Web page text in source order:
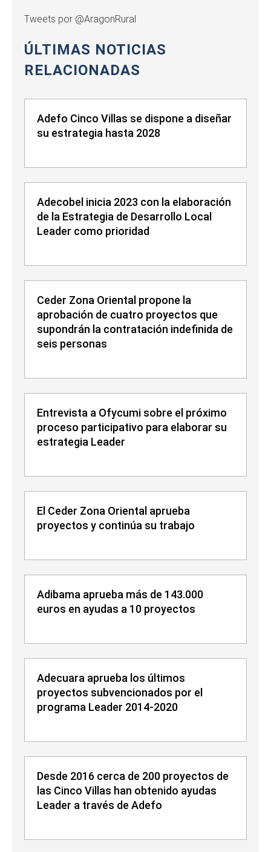
Tweets por @AragonRural
ÚLTIMAS NOTICIAS
RELACIONADAS
Adefo Cinco Villas se dispone a diseñar
su estrategia hasta 2028
Adecobel inicia 2023 con la elaboración
de la Estrategia de Desarrollo Local
Leader como prioridad
Ceder Zona Oriental propone la
aprobación de cuatro proyectos que
supondrán la contratación indefinida de
seis personas
Entrevista a Ofycumi sobre el próximo
proceso participativo para elaborar su
estrategia Leader
El Ceder Zona Oriental aprueba
proyectos y continúa su trabajo
Adibama aprueba más de 143.000
euros en ayudas a 10 proyectos
Adecuara aprueba los últimos
proyectos subvencionados por el
programa Leader 2014-2020
Desde 2016 cerca de 200 proyectos de
las Cinco Villas han obtenido ayudas
Leader a través de Adefo